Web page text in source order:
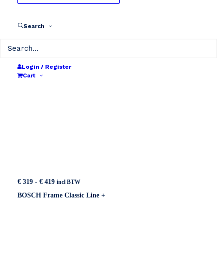
Search
Login / Register
Cart
Show all BOSCH
€ 319 - € 419Prijsklasse:
tot
incl BTW
BOSCH Frame Classic Line +